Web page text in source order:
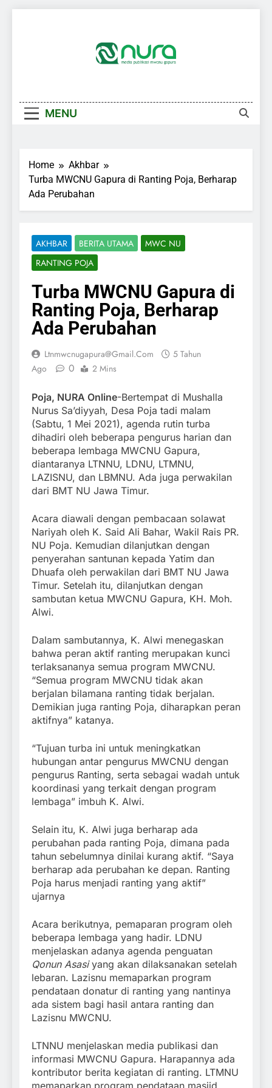
MENU
Home
Akhbar
Turba MWCNU Gapura di Ranting Poja, Berharap
Ada Perubahan
AKHBAR BERITA UTAMA
MWC NU
RANTING POJA
Turba MWCNU Gapura di
Ranting Poja, Berharap
Ada Perubahan
Ltnmwcnugapura@gmail.com
5 Tahun
Ago
0 2 Mins
Poja, NURA Online-Bertempat di Mushalla
Nurus Sa’diyyah, Desa Poja tadi malam
(Sabtu, 1 Mei 2021), agenda rutin turba
dihadiri oleh beberapa pengurus harian dan
beberapa lembaga MWCNU Gapura,
diantaranya LTNNU, LDNU, LTMNU,
LAZISNU, dan LBMNU. Ada juga perwakilan
dari BMT NU Jawa Timur.
Acara diawali dengan pembacaan solawat
Nariyah oleh K. Said Ali Bahar, Wakil Rais PR.
NU Poja. Kemudian dilanjutkan dengan
penyerahan santunan kepada Yatim dan
Dhuafa oleh perwakilan dari BMT NU Jawa
Timur. Setelah itu, dilanjutkan dengan
sambutan ketua MWCNU Gapura, KH. Moh.
Alwi.
Dalam sambutannya, K. Alwi menegaskan
bahwa peran aktif ranting merupakan kunci
terlaksananya semua program MWCNU.
“Semua program MWCNU tidak akan
berjalan bilamana ranting tidak berjalan.
Demikian juga ranting Poja, diharapkan peran
aktifnya” katanya.
“Tujuan turba ini untuk meningkatkan
hubungan antar pengurus MWCNU dengan
pengurus Ranting, serta sebagai wadah untuk
koordinasi yang terkait dengan program
lembaga” imbuh K. Alwi.
Selain itu, K. Alwi juga berharap ada
perubahan pada ranting Poja, dimana pada
tahun sebelumnya dinilai kurang aktif. “Saya
berharap ada perubahan ke depan. Ranting
Poja harus menjadi ranting yang aktif”
ujarnya
Acara berikutnya, pemaparan program oleh
beberapa lembaga yang hadir. LDNU
menjelaskan adanya agenda penguatan
Qonun Asasiyang akan dilaksanakan setelah
lebaran. Lazisnu memaparkan program
pendataan donatur di ranting yang nantinya
ada sistem bagi hasil antara ranting dan
Lazisnu MWCNU.
LTNNU menjelaskan media publikasi dan
informasi MWCNU Gapura. Harapannya ada
kontributor berita kegiatan di ranting. LTMNU
memaparkan program pendataan masjid